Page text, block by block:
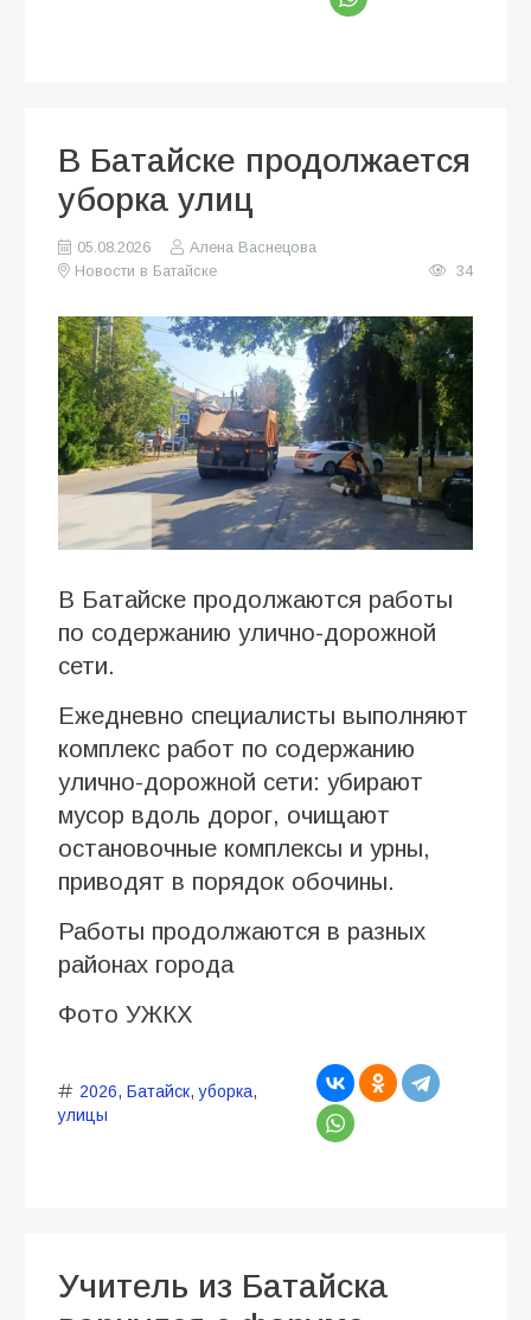
В Батайске продолжается
уборка улиц
05.08.2026
Алена Васнецова
Новости в Батайске
34
В Батайске продолжаются работы
по содержанию улично-дорожной
сети.
Ежедневно специалисты выполняют
комплекс работ по содержанию
улично-дорожной сети: убирают
мусор вдоль дорог, очищают
остановочные комплексы и урны,
приводят в порядок обочины.
Работы продолжаются в разных
районах города
Фото УЖКХ
2026, Батайск,уборка,
улицы
Учитель из Батайска